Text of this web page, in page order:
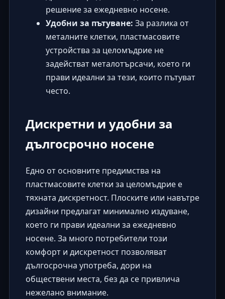
решение за ежедневно носене.
Удобни за пътуване: За разлика от
металните клетки, пластмасовите
устройства за целомъдрие не
задействат металотърсачи, което ги
прави идеални за тези, които пътуват
често.
Дискретни и удобни за
дългосрочно носене
Едно от основните предимства на
пластмасовите клетки за целомъдрие е
тяхната дискретност. Плоските или навътре
дизайни предлагат минимално издуване,
което ги прави идеални за ежедневно
носене. За много потребители този
комфорт и дискретност позволяват
дългосрочна употреба, дори на
обществени места, без да се привлича
нежелано внимание.